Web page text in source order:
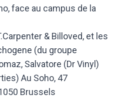
face au campus de la
& Billoved, et les
(du groupe
Salvatore (Dr Vinyl)
Au Soho, 47
Brussels